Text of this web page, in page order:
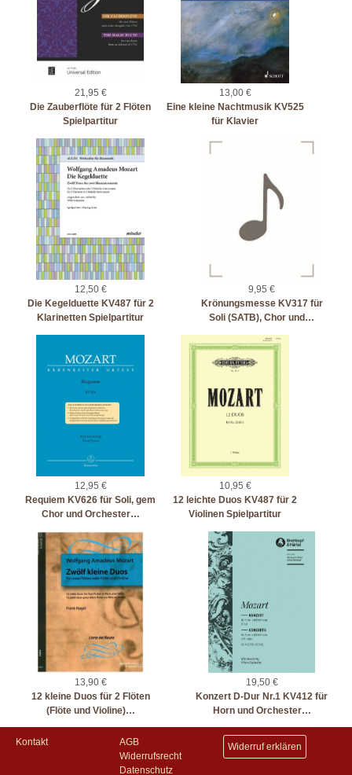
21,95 €
Die Zauberflöte für 2 Flöten
Spielpartitur
13,00 €
Eine kleine Nachtmusik KV525
für Klavier
12,50 €
Die Kegelduette KV487 für 2
Klarinetten Spielpartitur
9,95 €
Krönungsmesse KV317 für
Soli (SATB), Chor und…
12,95 €
Requiem KV626 für Soli, gem
Chor und Orchester…
10,95 €
12 leichte Duos KV487 für 2
Violinen Spielpartitur
13,90 €
12 kleine Duos für 2 Flöten
(Flöte und Violine)…
19,50 €
Konzert D-Dur Nr.1 KV412 für
Horn und Orchester…
Kontakt
AGB
Widerrufsrecht
Datenschutz
Widerruf erklären